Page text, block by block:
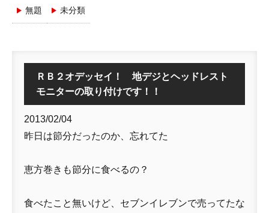
無題 未分類
ＲＢ２オデッセイ！ 地デジとヘッドレスト
モニターの取り付けです！！
2013/02/04
昨日は節分だったのか、忘れてた
恵方巻きも節分に食べるの？
食べたこと無いけど、セブンイレブンで売ってたな